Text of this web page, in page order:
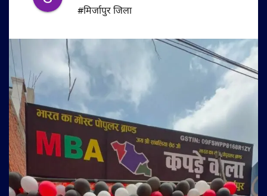
#मिर्जापुर जिला